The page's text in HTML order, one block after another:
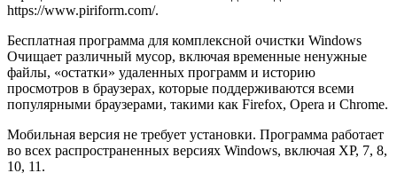
https://www.piriform.com/.
Бесплатная программа для комплексной очистки Windows
Очищает различный мусор, включая временные ненужные
файлы, «остатки» удаленных программ и историю
просмотров в браузерах, которые поддерживаются всеми
популярными браузерами, такими как Firefox, Opera и Chrome.
Мобильная версия не требует установки. Программа работает
во всех распространенных версиях Windows, включая XP, 7, 8,
10, 11.